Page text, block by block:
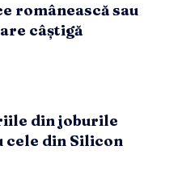
românească sau
câștigă
din joburile
cele din Silicon